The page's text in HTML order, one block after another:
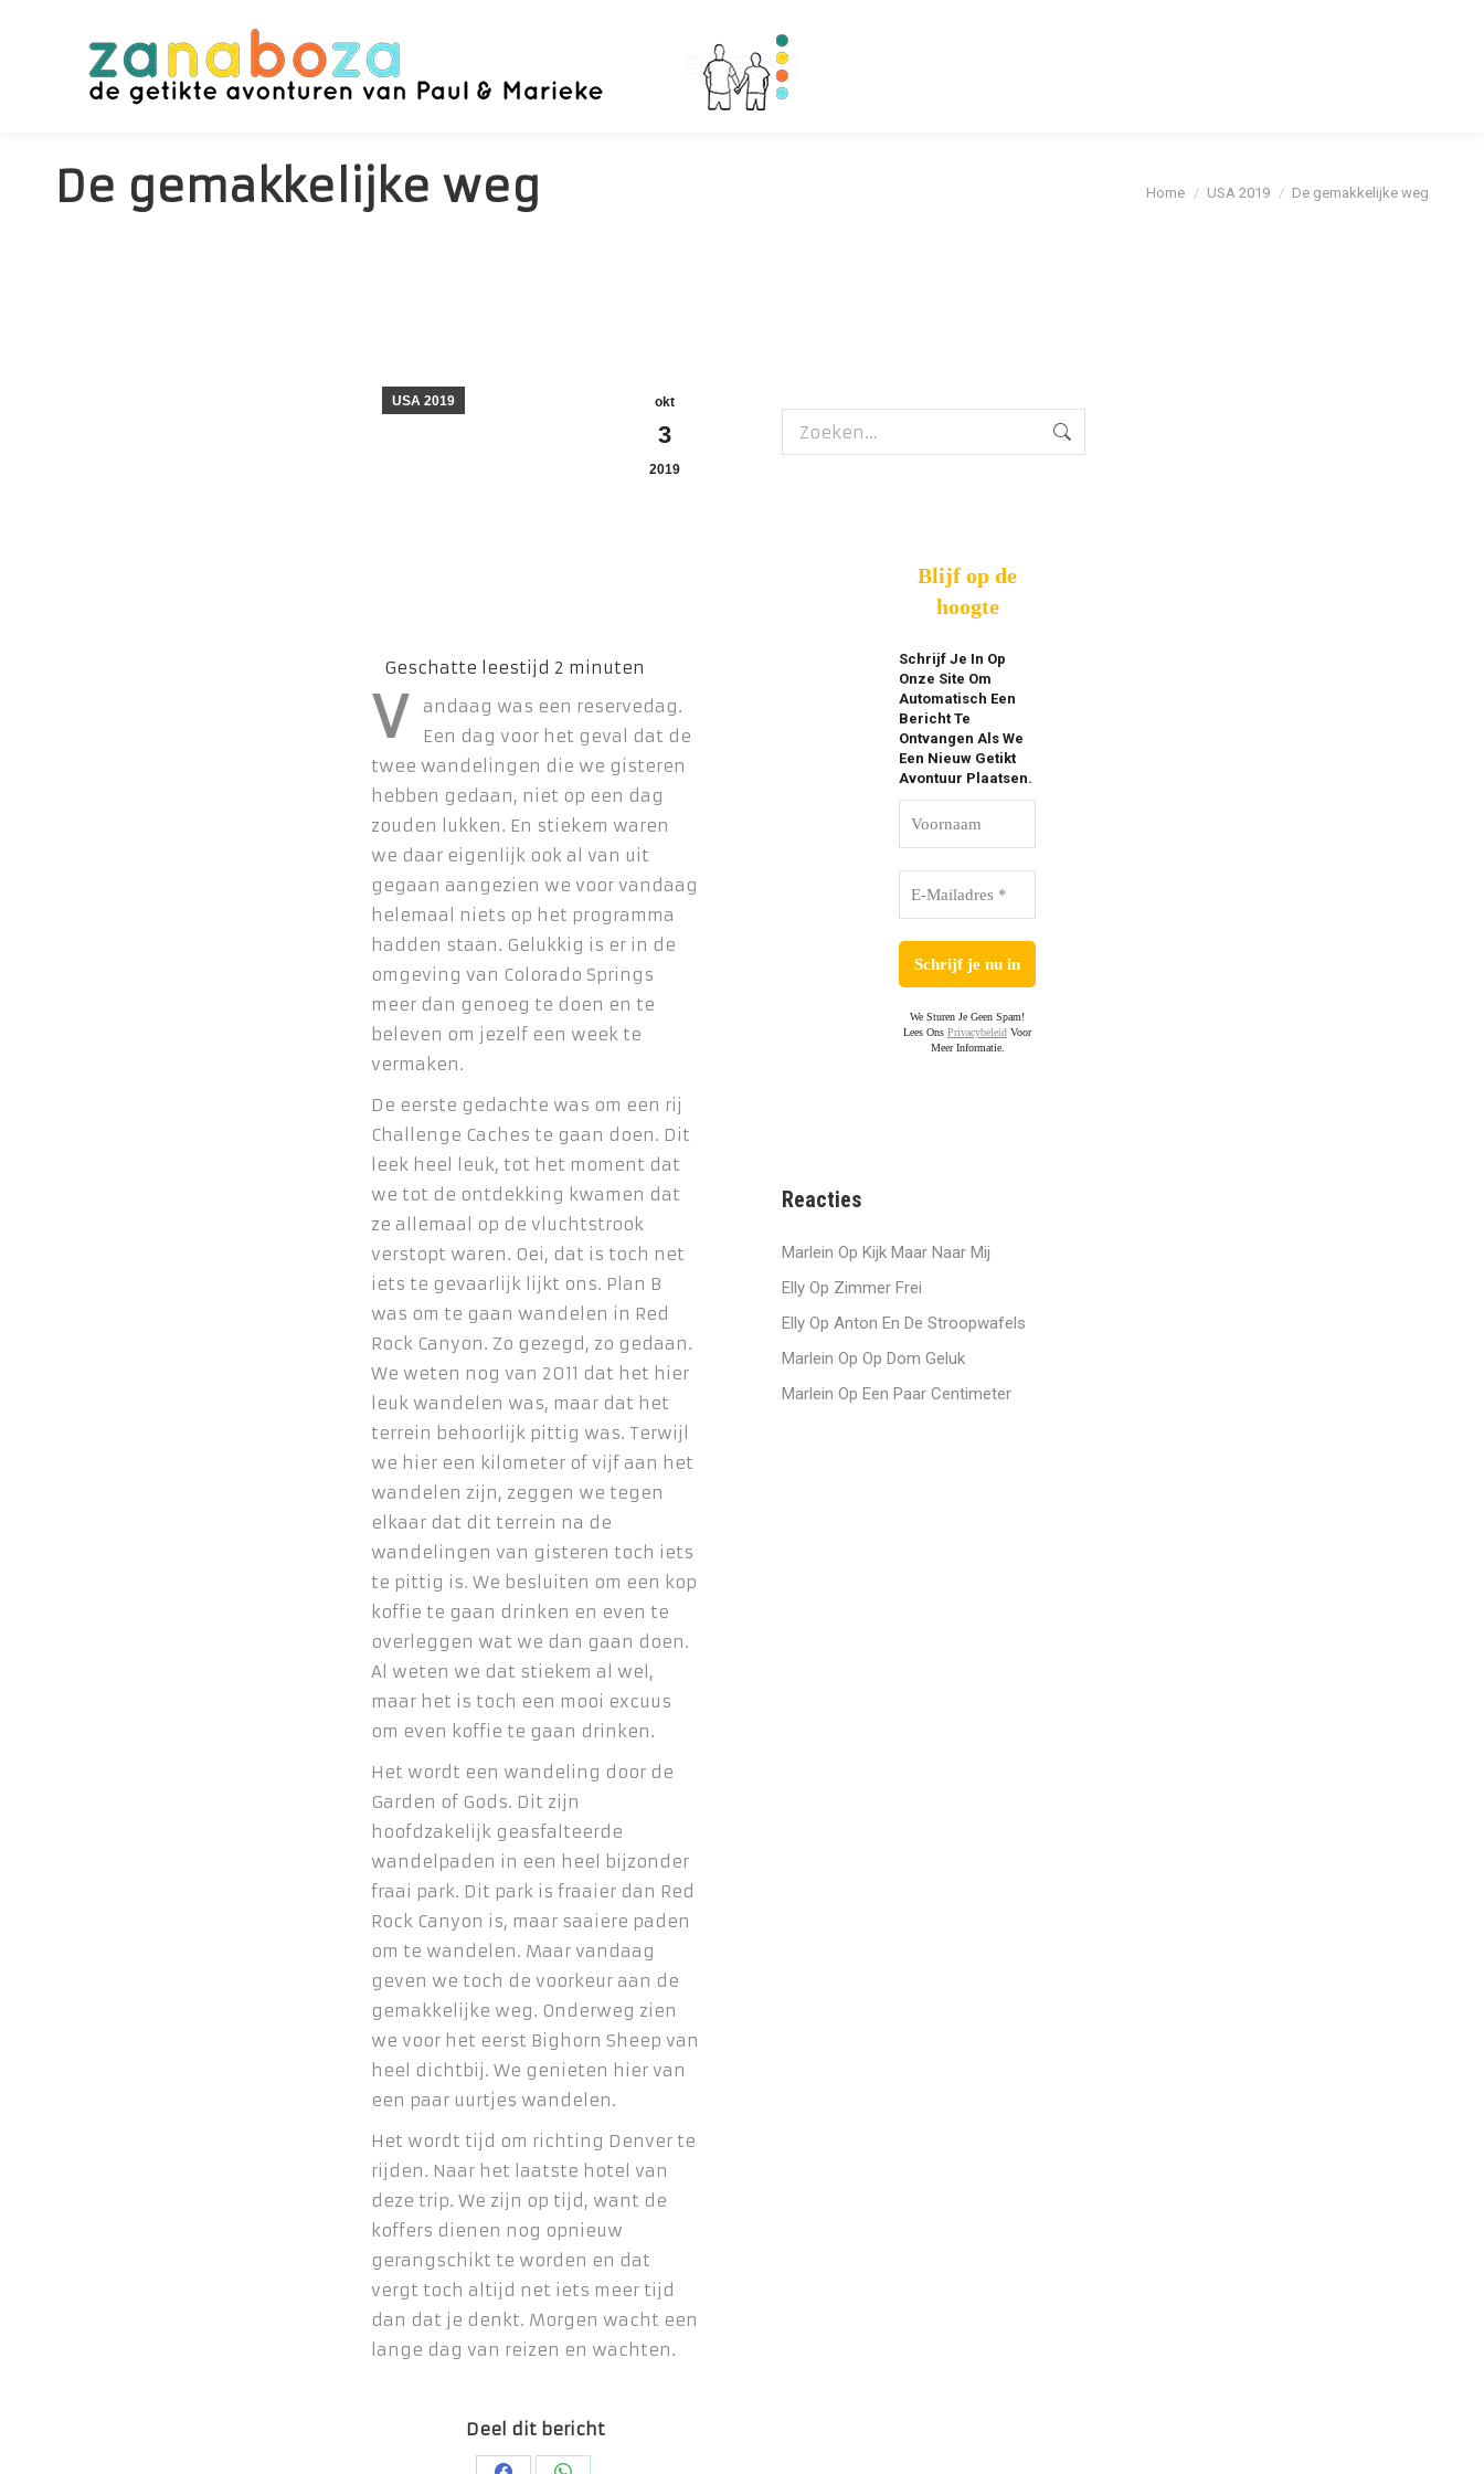
De gemakkelijke weg Je bent hier:
Home USA 2019 De gemakkelijke weg
okt
3
2019
USA 2019
V
andaag was een reservedag.
Een dag voor het geval dat de
twee wandelingen die we gisteren
hebben gedaan, niet op een dag
zouden lukken. En stiekem waren
we daar eigenlijk ook al van uit
gegaan aangezien we voor vandaag
helemaal niets op het programma
hadden staan. Gelukkig is er in de
omgeving van Colorado Springs
meer dan genoeg te doen en te
beleven om jezelf een week te
vermaken.
De eerste gedachte was om een rij
Challenge Caches te gaan doen. Dit
leek heel leuk, tot het moment dat
we tot de ontdekking kwamen dat
ze allemaal op de vluchtstrook
verstopt waren. Oei, dat is toch net
iets te gevaarlijk lijkt ons. Plan B
was om te gaan wandelen in Red
Rock Canyon. Zo gezegd, zo gedaan.
We weten nog van 2011 dat het hier
leuk wandelen was, maar dat het
terrein behoorlijk pittig was. Terwijl
we hier een kilometer of vijf aan het
wandelen zijn, zeggen we tegen
elkaar dat dit terrein na de
wandelingen van gisteren toch iets
te pittig is. We besluiten om een kop
koffie te gaan drinken en even te
overleggen wat we dan gaan doen.
Al weten we dat stiekem al wel,
maar het is toch een mooi excuus
om even koffie te gaan drinken.
Het wordt een wandeling door de
Garden of Gods. Dit zijn
hoofdzakelijk geasfalteerde
wandelpaden in een heel bijzonder
fraai park. Dit park is fraaier dan Red
Rock Canyon is, maar saaiere paden
om te wandelen. Maar vandaag
geven we toch de voorkeur aan de
gemakkelijke weg. Onderweg zien
we voor het eerst Bighorn Sheep van
heel dichtbij. We genieten hier van
een paar uurtjes wandelen.
Het wordt tijd om richting Denver te
rijden. Naar het laatste hotel van
deze trip. We zijn op tijd, want de
koffers dienen nog opnieuw
gerangschikt te worden en dat
vergt toch altijd net iets meer tijd
dan dat je denkt. Morgen wacht een
lange dag van reizen en wachten.
Deel dit bericht
Zoeken:
Blijf op de
hoogte
Schrijf Je In Op
Onze Site Om
Automatisch Een
Bericht Te
Ontvangen Als We
Een Nieuw Getikt
Avontuur Plaatsen.
We Sturen Je Geen Spam!
Lees OnsPrivacybeleid Voor
Meer Informatie.
Reacties
Marlein Op Kijk Maar Naar Mij
Elly Op Zimmer Frei
Elly Op Anton En De Stroopwafels
Marlein Op Op Dom Geluk
Marlein Op Een Paar Centimeter